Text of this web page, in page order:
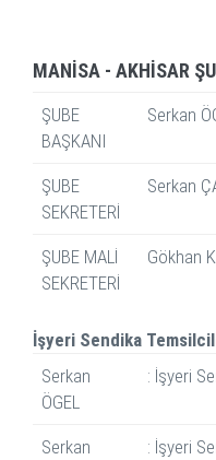
MANİSA - AKHİSAR
ŞUBE
BAŞKANI
Serkan
ŞUBE
SEKRETERİ
Serkan
ŞUBE MALİ
SEKRETERİ
Gökhan
İşyeri Sendika
Serkan
ÖGEL
: İşyeri
Serkan
: İşyeri